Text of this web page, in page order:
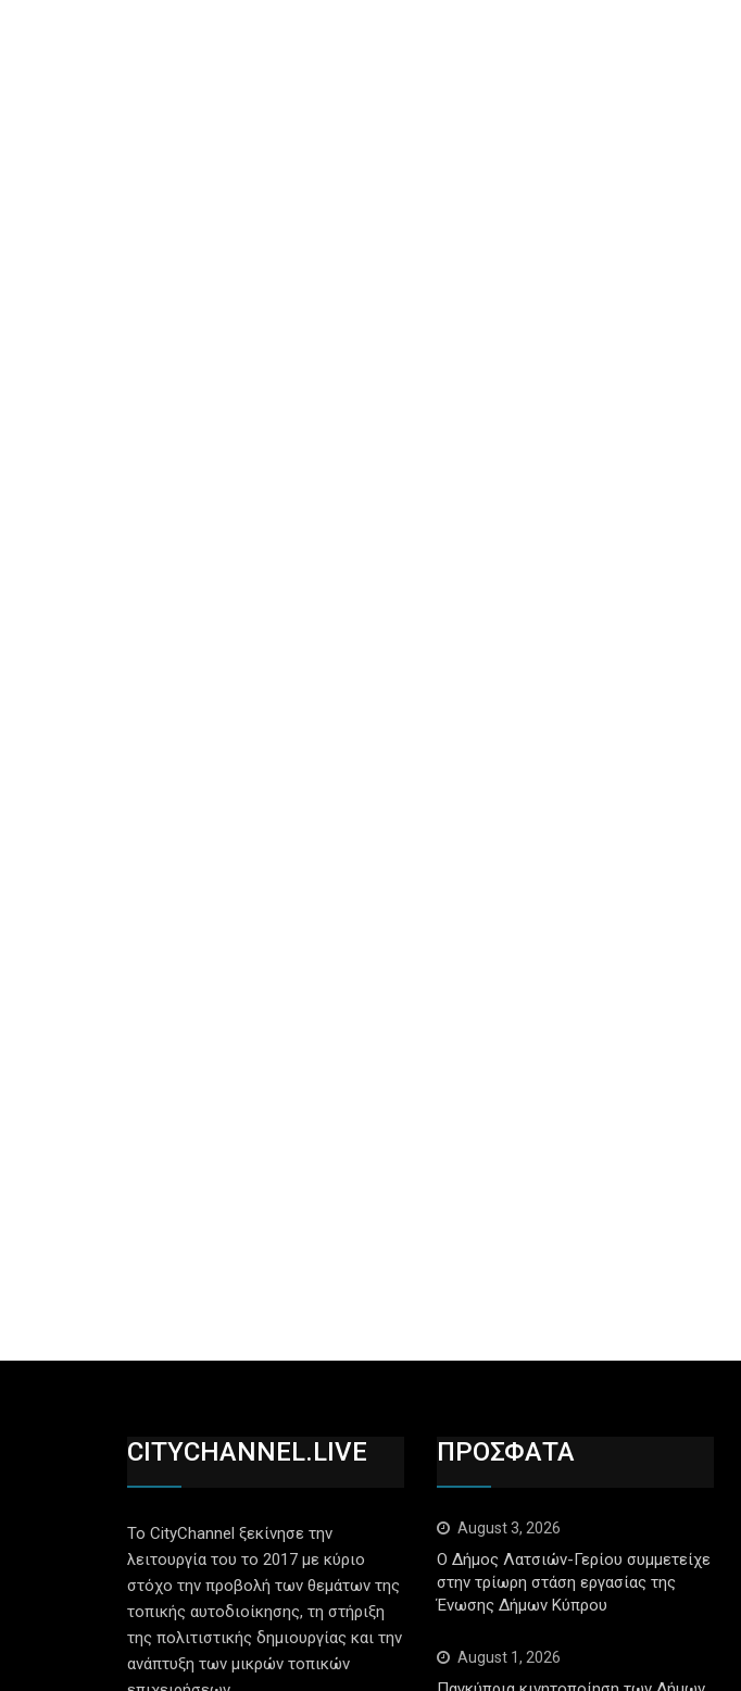
CITYCHANNEL.LIVE
Το CityChannel ξεκίνησε την
λειτουργία του το 2017 με κύριο
στόχο την προβολή των θεμάτων της
τοπικής αυτοδιοίκησης, τη στήριξη
της πολιτιστικής δημιουργίας και την
ανάπτυξη των μικρών τοπικών
ΠΡΟΣΦΑΤΑ
August 3, 2026
Ο Δήμος Λατσιών-Γερίου συμμετείχε
στην τρίωρη στάση εργασίας της
Ένωσης Δήμων Κύπρου
August 1, 2026